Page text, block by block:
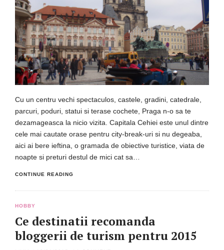
Cu un centru vechi spectaculos, castele, gradini, catedrale,
parcuri, poduri, statui si terase cochete, Praga n-o sa te
dezamageasca la nicio vizita. Capitala Cehiei este unul dintre
cele mai cautate orase pentru city-break-uri si nu degeaba,
aici ai bere ieftina, o gramada de obiective turistice, viata de
noapte si preturi destul de mici cat sa…
CONTINUE READING
HOBBY
Ce destinatii recomanda
bloggerii de turism pentru 2015